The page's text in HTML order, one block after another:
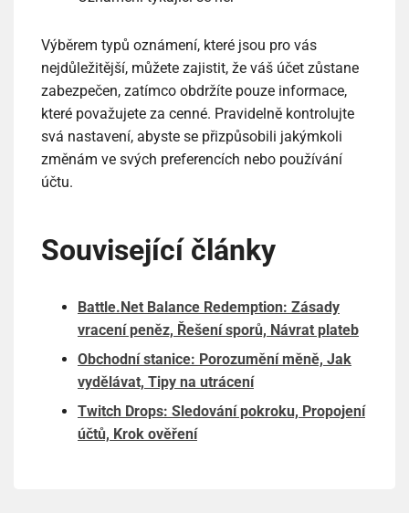
Výběrem typů oznámení, které jsou pro vás
nejdůležitější, můžete zajistit, že váš účet zůstane
zabezpečen, zatímco obdržíte pouze informace,
které považujete za cenné. Pravidelně kontrolujte
svá nastavení, abyste se přizpůsobili jakýmkoli
změnám ve svých preferencích nebo používání
účtu.
Související články
Battle.Net Balance Redemption: Zásady
vracení peněz, Řešení sporů, Návrat plateb
Obchodní stanice: Porozumění měně, Jak
vydělávat, Tipy na utrácení
Twitch Drops: Sledování pokroku, Propojení
účtů, Krok ověření